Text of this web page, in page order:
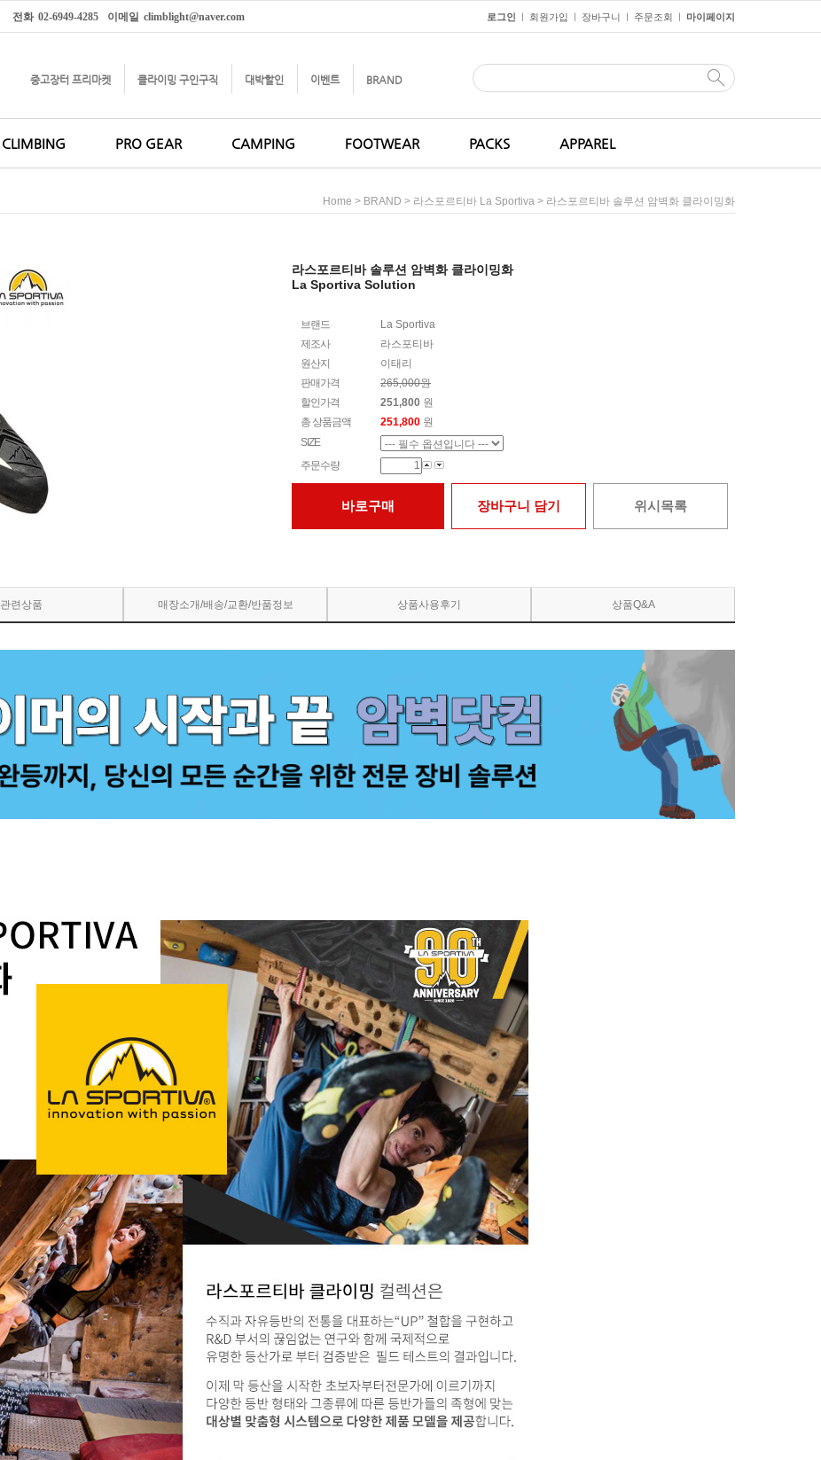
전화 02-6949-4285 이메일 climblight@naver.com 로그인 ㅣ 회원가입 ㅣ 장바구니 ㅣ 주문조회 ㅣ 마이페이지
중고장터 프리마켓 클라이밍 구인구직 대박할인 이벤트 BRAND
CLIMBING PRO GEAR CAMPING FOOTWEAR PACKS APPAREL
Home > BRAND > 라스포르티바 La Sportiva > 라스포르티바 솔루션 암벽화 클라이밍화
라스포르티바 솔루션 암벽화 클라이밍화
La Sportiva Solution
브랜드
La Sportiva
제조사
라스포티바
원산지
이태리
판매가격
265,000원
할인가격
251,800 원
총 상품금액
251,800 원
SIZE
주문수량
바로구매 장바구니 담기 위시목록
관련상품 매장소개/배송/교환/반품정보 상품사용후기 상품Q&A